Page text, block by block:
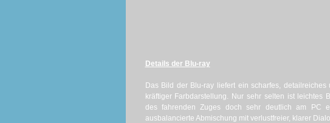
Details der Blu-ray
Das Bild der Blu-ray liefert ein scharfes,
kräftiger Farbdarstellung. Nur sehr selten ist
des fahrenden Zuges doch sehr deutlich am PC
ausbalancierte Abmischung mit verlustfreier, klarer